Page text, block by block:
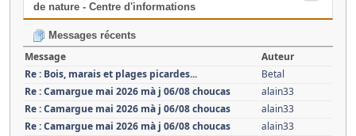
de nature - Centre d'informations
Messages récents
Message
Auteur
Re : Bois, marais et plages picardes...
Betal
Re : Camargue mai 2026 mà j 06/08 choucas
alain33
Re : Camargue mai 2026 mà j 06/08 choucas
alain33
Re : Camargue mai 2026 mà j 06/08 choucas
alain33